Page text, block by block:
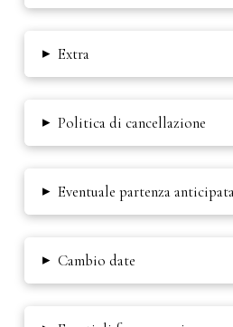
▸ Extra
▸ Politica di cancellazione
▸ Eventuale partenza
▸ Cambio date